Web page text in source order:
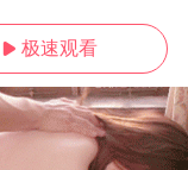
 极速观看